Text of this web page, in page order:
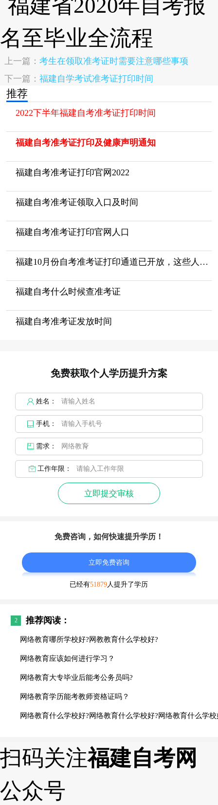
上一篇：考生在领取准考证时需要注意哪些事项
下一篇：福建自学考试准考证打印时间
推荐
2022下半年福建自考准考证打印时间
福建自考准考证打印及健康声明通知
福建自考准考证打印官网2022
福建自考准考证领取入口及时间
福建自考准考证打印官网人口
福建10月份自考准考证打印通道已开放，这些人打印方法有变！
福建自考什么时候查准考证
福建自考准考证发放时间
免费获取个人学历提升方案
姓名：
手机：
需求：
工作年限：
立即提交审核
免费咨询，如何快速提升学历！
立即免费咨询
已经有51879 人提升了学历
2 推荐阅读：
网络教育哪所学校好?网教教育什么学校好?
网络教育应该如何进行学习？
网络教育大专毕业后能考公务员吗?
网络教育学历能考教师资格证吗？
网络教育什么学校好?网络教育什么学校好?网络教育什么学
扫码关注福建自考网
公众号